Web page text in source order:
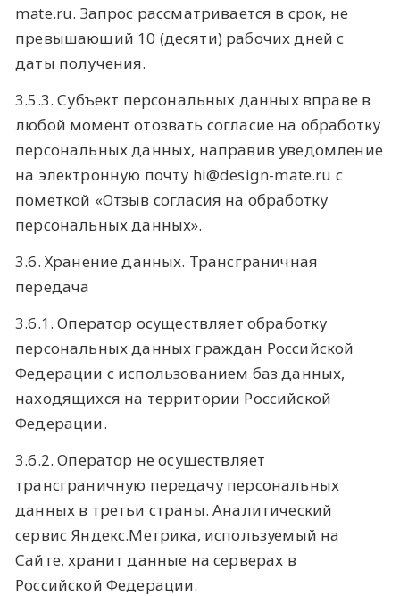
mate.ru. Запрос рассматривается в срок, не
превышающий 10 (десяти) рабочих дней с
даты получения.
3.5.3. Субъект персональных данных вправе в
любой момент отозвать согласие на обработку
персональных данных, направив уведомление
на электронную почту hi@design-mate.ru с
пометкой «Отзыв согласия на обработку
персональных данных».
3.6. Хранение данных. Трансграничная
передача
3.6.1. Оператор осуществляет обработку
персональных данных граждан Российской
Федерации с использованием баз данных,
находящихся на территории Российской
Федерации.
3.6.2. Оператор не осуществляет
трансграничную передачу персональных
данных в третьи страны. Аналитический
сервис Яндекс.Метрика, используемый на
Сайте, хранит данные на серверах в
Российской Федерации.